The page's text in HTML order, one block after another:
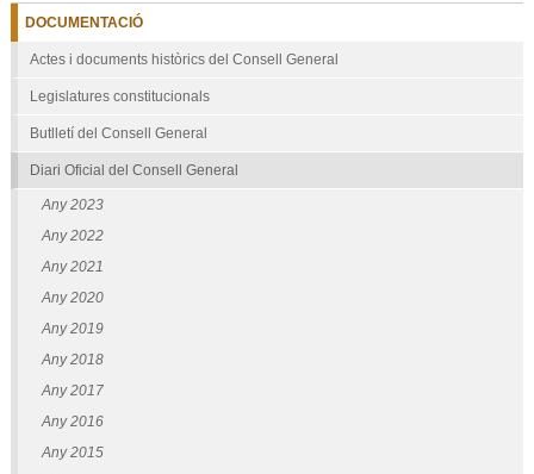
DOCUMENTACIÓ
Actes i documents històrics del Consell General
Legislatures constitucionals
Butlletí del Consell General
Diari Oficial del Consell General
Any 2023
Any 2022
Any 2021
Any 2020
Any 2019
Any 2018
Any 2017
Any 2016
Any 2015